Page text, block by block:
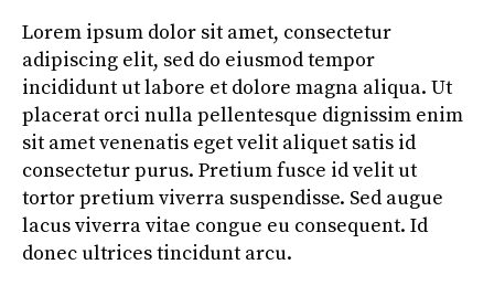
Lorem ipsum dolor sit amet, consectetur
adipiscing elit, sed do eiusmod tempor
incididunt ut labore et dolore magna aliqua. Ut
placerat orci nulla pellentesque dignissim enim
sit amet venenatis eget velit aliquet satis id
consectetur purus. Pretium fusce id velit ut
tortor pretium viverra suspendisse. Sed augue
lacus viverra vitae congue eu consequent. Id
donec ultrices tincidunt arcu.